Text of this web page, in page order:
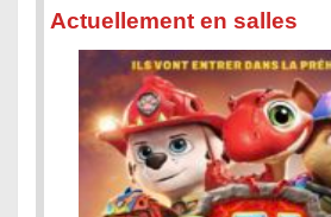
Actuellement en salles